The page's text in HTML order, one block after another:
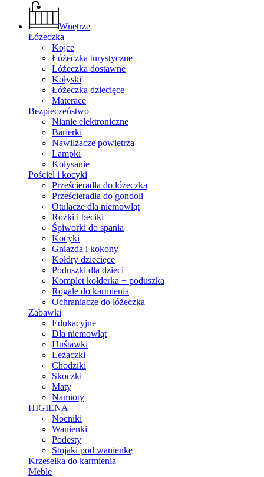
Wnętrze
Łóżeczka
Kojce
Łóżeczka turystyczne
Łóżeczka dostawne
Kołyski
Łóżeczka dziecięce
Materace
Bezpieczeństwo
Nianie elektroniczne
Barierki
Nawilżacze powietrza
Lampki
Kołysanie
Pościel i kocyki
Prześcieradła do łóżeczka
Prześcieradła do gondoli
Otulacze dla niemowląt
Rożki i beciki
Śpiworki do spania
Kocyki
Gniazda i kokony
Kołdry dziecięce
Poduszki dla dzieci
Komplet kołderka + poduszka
Rogale do karmienia
Ochraniacze do łóżeczka
Zabawki
Edukacyjne
Dla niemowląt
Huśtawki
Leżaczki
Chodziki
Skoczki
Maty
Namioty
HIGIENA
Nocniki
Wanienki
Podesty
Stojaki pod wanienkę
Krzesełka do karmienia
Meble